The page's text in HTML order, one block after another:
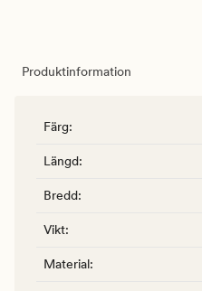
Produktinformation
Färg:
Längd:
Bredd:
Vikt:
Material: